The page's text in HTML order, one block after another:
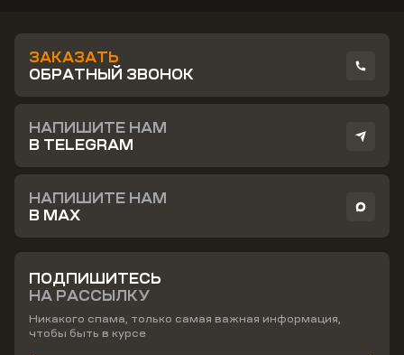
ЗАКАЗАТЬ
ОБРАТНЫЙ ЗВОНОК
НАПИШИТЕ НАМ
В TELEGRAM
НАПИШИТЕ НАМ
В MAX
ПОДПИШИТЕСЬ
НА РАССЫЛКУ
Никакого спама, только самая важная информация,
чтобы быть в курсе